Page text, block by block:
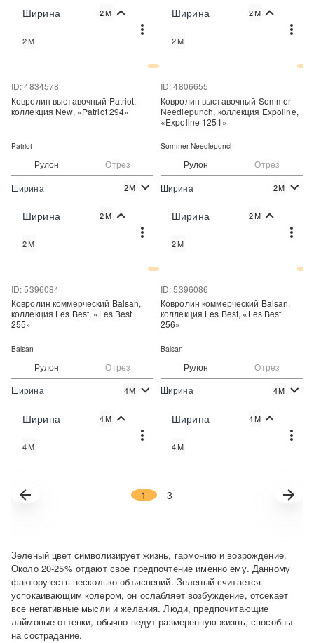
Цена:Ширина 2М
2М
Цена:Ширина 2М
2М
Рулон Отрез
ID: 4834578
Цена:
Ковролин выставочный Patriot,
коллекция New, «Patriot 294»
Patriot
Ширина 2М
Ширина 2М
2М
Рулон Отрез
ID: 4806655
Цена:
Ковролин выставочный Sommer
Needlepunch, коллекция Expoline,
«Expoline 1251»
Sommer Needlepunch
Ширина 2М
Ширина 2М
2М
Рулон Отрез
ID: 5396084
Цена:
Ковролин коммерческий Balsan,
коллекция Les Best, «Les Best
255»
Balsan
Ширина 4М
Ширина 4М
4М
Рулон Отрез
ID: 5396086
Цена:
Ковролин коммерческий Balsan,
коллекция Les Best, «Les Best
256»
Balsan
Ширина 4М
Ширина 4М
4М
1 3
Зеленый цвет символизирует жизнь, гармонию и возрождение.
Около 20-25% отдают свое предпочтение именно ему. Данному
фактору есть несколько объяснений. Зеленый считается
успокаивающим колером, он ослабляет возбуждение, отсекает
все негативные мысли и желания. Люди, предпочитающие
лаймовые оттенки, обычно ведут размеренную жизнь, способны
на сострадание.